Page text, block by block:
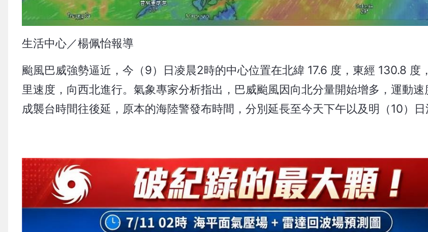
生活中心／楊佩怡報導
颱風巴威強勢逼近，今（9）日凌晨2時的中心位置在北緯 17.6 度，東經 130.8 度
里速度，向西北進行。氣象專家分析指出，巴威颱風因向北分量開始增多，運動
成襲台時間往後延，原本的海陸警發布時間，分別延長至今天下午以及明（10）日